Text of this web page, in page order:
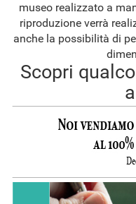
museo realizzato a
riproduzione verrà
anche la possibilità di
Scopri